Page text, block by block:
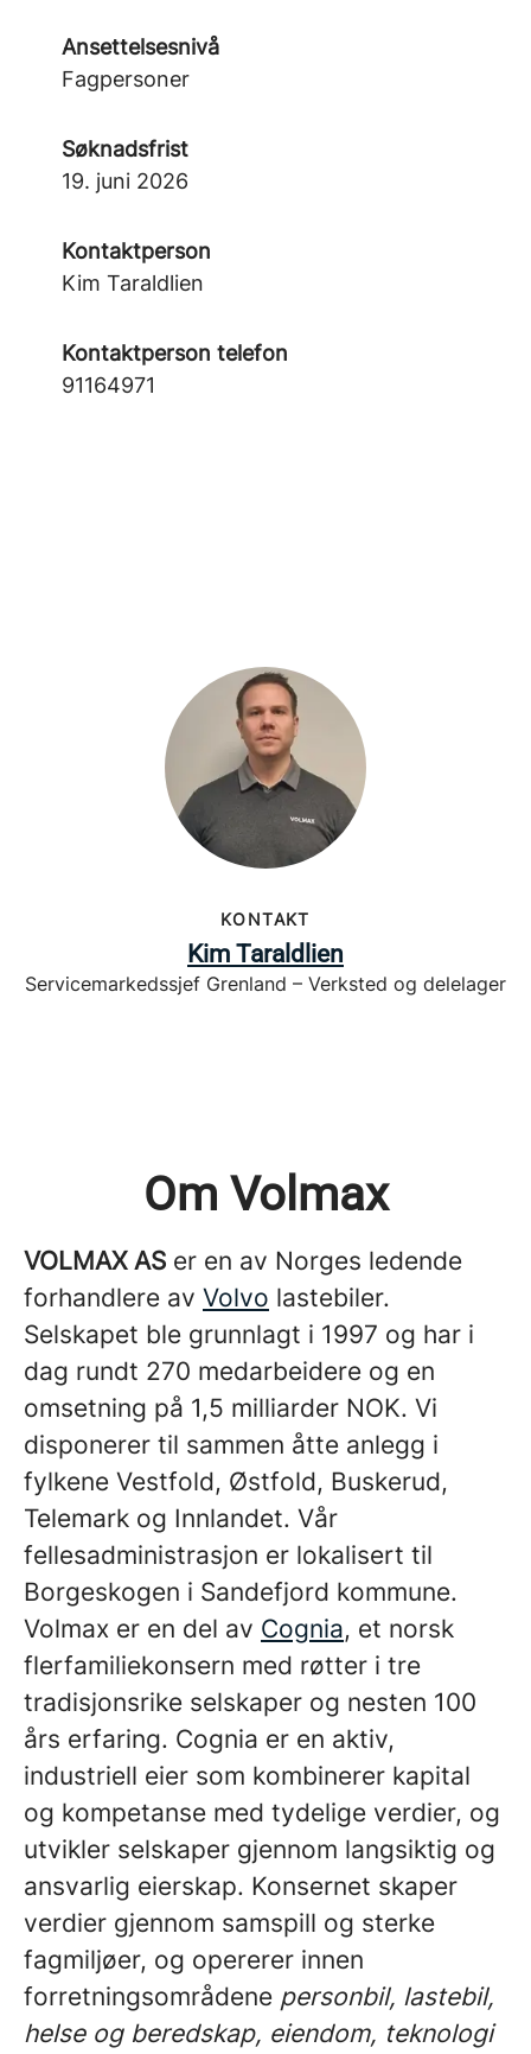
Ansettelsesnivå
Fagpersoner
Søknadsfrist
19. juni 2026
Kontaktperson
Kim Taraldlien
Kontaktperson telefon
91164971
KONTAKT
Kim Taraldlien
Servicemarkedssjef Grenland – Verksted og delelager
Om Volmax
VOLMAX AS er en av Norges ledende
forhandlere av Volvo lastebiler.
Selskapet ble grunnlagt i 1997 og har i
dag rundt 270 medarbeidere og en
omsetning på 1,5 milliarder NOK. Vi
disponerer til sammen åtte anlegg i
fylkene Vestfold, Østfold, Buskerud,
Telemark og Innlandet. Vår
fellesadministrasjon er lokalisert til
Borgeskogen i Sandefjord kommune.
Volmax er en del av Cognia, et norsk
flerfamiliekonsern med røtter i tre
tradisjonsrike selskaper og nesten 100
års erfaring. Cognia er en aktiv,
industriell eier som kombinerer kapital
og kompetanse med tydelige verdier, og
utvikler selskaper gjennom langsiktig og
ansvarlig eierskap. Konsernet skaper
verdier gjennom samspill og sterke
fagmiljøer, og opererer innen
forretningsområdene personbil, lastebil,
helse og beredskap, eiendom, teknologi